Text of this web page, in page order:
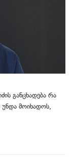
განცხადება რა
უნდა მოიხადოს,